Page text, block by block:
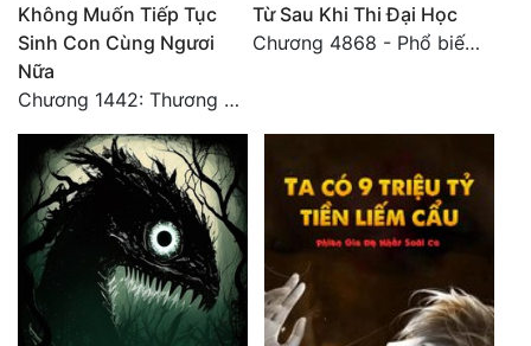
Ngự Thú
Truyện Nam
Truyện Nữ
Vô Địch Lưu
Xây Dựng Thế Lực
Đam Mỹ
Không Muốn Tiếp Tục
Sinh Con Cùng Ngươi
Nữa
Chương 1442: Thương Hoành Vạn Vật (9)
Từ Sau Khi Thi Đại Học
Chương 4868 - Phổ biến Hạ Quốc tệ!